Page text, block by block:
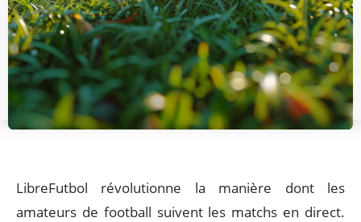
LibreFutbol révolutionne la manière dont les
amateurs de football suivent les matchs en direct.